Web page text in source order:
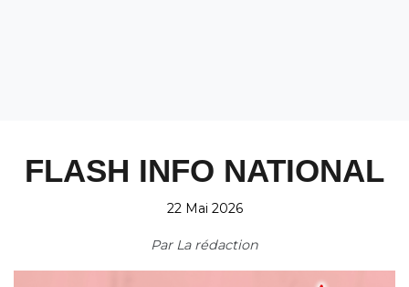
FLASH INFO NATIONAL
22 Mai 2026
Par La rédaction